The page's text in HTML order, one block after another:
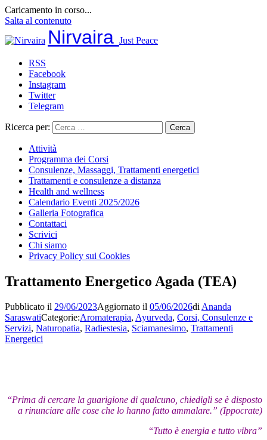
Caricamento in corso...
Salta al contenuto
Nirvaira Just Peace
RSS
Facebook
Instagram
Twitter
Telegram
Ricerca per:
Attività
Programma dei Corsi
Consulenze, Massaggi, Trattamenti energetici
Trattamenti e consulenze a distanza
Health and wellness
Calendario Eventi 2025/2026
Galleria Fotografica
Contattaci
Scrivici
Chi siamo
Privacy Policy sui Cookies
Trattamento Energetico Agada (TEA)
Pubblicato il 29/06/2023Aggiornato il 05/06/2026di Ananda
SaraswatiCategorie:Aromaterapia, Ayurveda, Corsi, Consulenze e
Servizi, Naturopatia, Radiestesia, Sciamanesimo, Trattamenti
Energetici
“Prima di cercare la guarigione di qualcuno, chiedigli se è disposto
a rinunciare alle cose che lo hanno fatto ammalare.” (Ippocrate)
“Tutto è energia e tutto vibra”